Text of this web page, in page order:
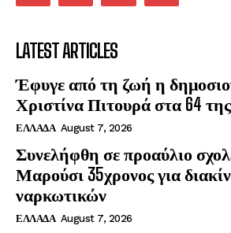
LATEST ARTICLES
Έφυγε από τη ζωή η
Χριστίνα Πιτουρά στα 64 της
ΕΛΛΑΔΑ August 7, 2026
Συνελήφθη σε προαύλιο
Μαρούσι 35χρονος για
ναρκωτικών
ΕΛΛΑΔΑ August 7, 2026